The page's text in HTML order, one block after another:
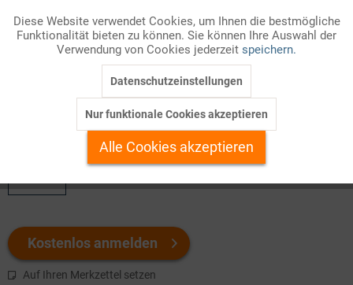
britischen Besatzungszone eine am britischen Vorbild
orientierte Gemeindeordnung eingeführt. Kennzeichen der
sogenannten ,,norddeutschen Ratsverfassung war der
Dualismus zwischen dem vom Rat gewä...
Welchen Download brauchen Sie?
Kostenlos anmelden
Auf Ihren Merkzettel setzen
Marketing Inaktiv
Personalisierung Inaktiv
Service
Diese Website verwendet Cookies, um Ihnen die bestmögliche
Funktionalität bieten zu können. Sie können Ihre Auswahl der
Verwendung von Cookies jederzeit speichern.
Datenschutzeinstellungen
Nur funktionale Cookies akzeptieren
Alle Cookies akzeptieren